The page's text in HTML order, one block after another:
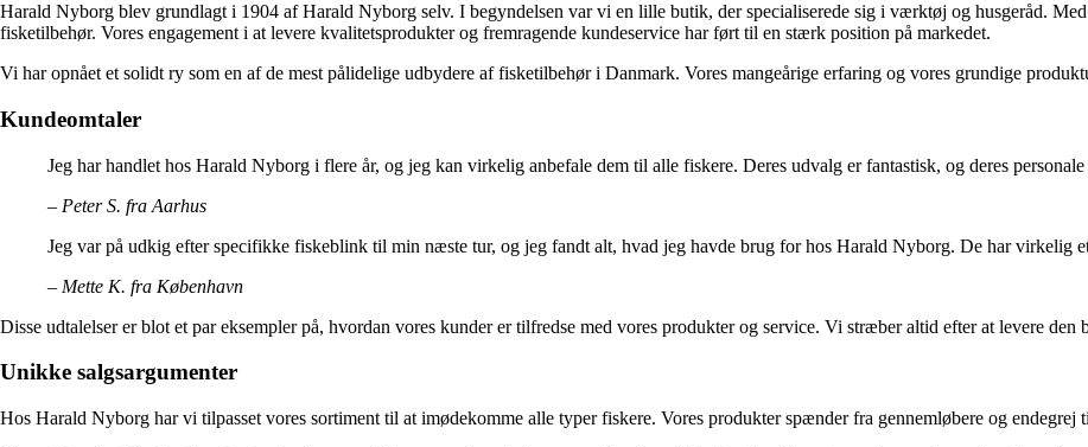
Harald Nyborg blev grundlagt i 1904 af Harald Nyborg selv. I begyndelsen var vi en lille butik, der specialiserede sig i værktøj og husgeråd.
fisketilbehør. Vores engagement i at levere kvalitetsprodukter og fremragende kundeservice har ført til en stærk position på markedet.
Vi har opnået et solidt ry som en af de mest pålidelige udbydere af fisketilbehør i Danmark. Vores mangeårige erfaring og vores grundige
Kundeomtaler
Jeg har handlet hos Harald Nyborg i flere år, og jeg kan virkelig anbefale dem til alle fiskere. Deres udvalg er fantastisk, og deres
– Peter S. fra Aarhus
Jeg var på udkig efter specifikke fiskeblink til min næste tur, og jeg fandt alt, hvad jeg havde brug for hos Harald Nyborg. De har virkelig
– Mette K. fra København
Disse udtalelser er blot et par eksempler på, hvordan vores kunder er tilfredse med vores produkter og service. Vi stræber altid efter at levere den
Unikke salgsargumenter
Hos Harald Nyborg har vi tilpasset vores sortiment til at imødekomme alle typer fiskere. Vores produkter spænder fra gennemløbere og